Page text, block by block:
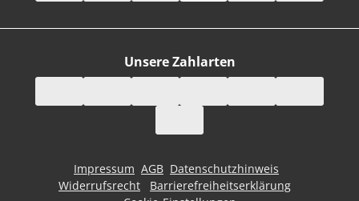
Unsere Zahlarten
Impressum AGB Datenschutzhinweis
Widerrufsrecht
Barrierefreiheitserklärung